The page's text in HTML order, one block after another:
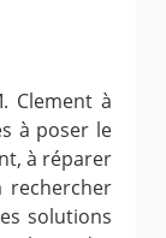
Clement à
à poser le
à réparer
rechercher
solutions